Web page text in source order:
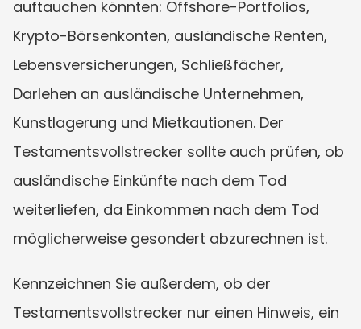
auftauchen könnten: Offshore-Portfolios,
Krypto-Börsenkonten, ausländische Renten,
Lebensversicherungen, Schließfächer,
Darlehen an ausländische Unternehmen,
Kunstlagerung und Mietkautionen. Der
Testamentsvollstrecker sollte auch prüfen, ob
ausländische Einkünfte nach dem Tod
weiterliefen, da Einkommen nach dem Tod
möglicherweise gesondert abzurechnen ist.
Kennzeichnen Sie außerdem, ob der
Testamentsvollstrecker nur einen Hinweis, ein